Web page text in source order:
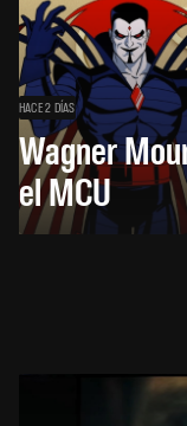
HACE 2 DÍAS
Wagner
el MCU